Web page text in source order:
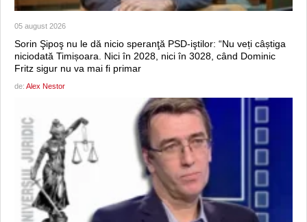
05 august 2026
Sorin Şipoş nu le dă nicio speranţă PSD-iştilor: “Nu veți câștiga
niciodată Timișoara. Nici în 2028, nici în 3028, când Dominic
Fritz sigur nu va mai fi primar
de: Alex Nestor